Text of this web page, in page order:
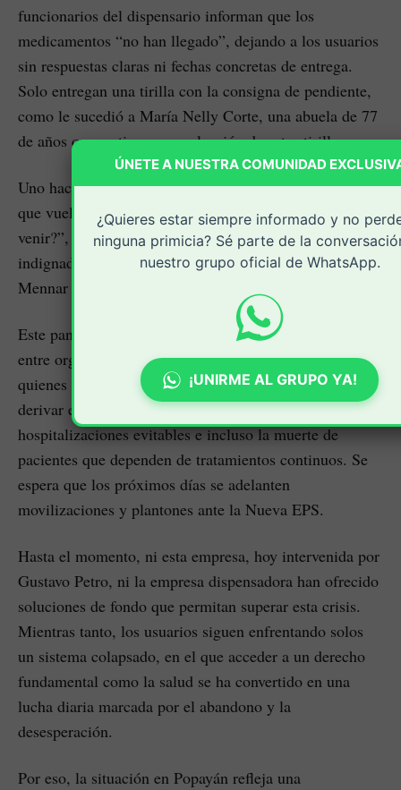
funcionarios del dispensario informan que los
medicamentos “no han llegado”, dejando a los usuarios
sin respuestas claras ni fechas concretas de entrega.
Solo entregan una tirilla con la consigna de pendiente,
como le sucedió a María Nelly Corte, una abuela de 77
de años que ya tiene una colección de estas tirillas.
Uno hace la fila, pasa la noche aquí y al final le dicen
que vuelva otro día. ¿Cuántas veces más tenemos que
venir?”, cuestionó un acompañante visiblemente
indignado al momento de hacer fila en la sede de
Mennar del barrio Bolívar.
Este panorama ha generado creciente preocupación
entre organizaciones sociales y líderes comunitarios,
quienes advierten que la falta de medicamentos podría
derivar en complicaciones graves de salud,
hospitalizaciones evitables e incluso la muerte de
pacientes que dependen de tratamientos continuos. Se
espera que los próximos días se adelanten
movilizaciones y plantones ante la Nueva EPS.
Hasta el momento, ni esta empresa, hoy intervenida por
Gustavo Petro, ni la empresa dispensadora han ofrecido
soluciones de fondo que permitan superar esta crisis.
Mientras tanto, los usuarios siguen enfrentando solos
un sistema colapsado, en el que acceder a un derecho
fundamental como la salud se ha convertido en una
lucha diaria marcada por el abandono y la
desesperación.
Por eso, la situación en Popayán refleja una
ÚNETE A NUESTRA COMUNIDAD
¿Quieres estar siempre informado y no
ninguna primicia? Sé parte de la
nuestro grupo oficial de WhatsApp.
¡UNIRME AL GRUPO YA!